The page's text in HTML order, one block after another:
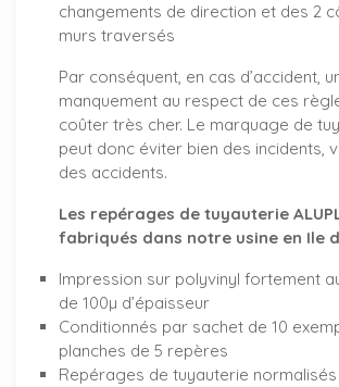
changements de direction et des 2
murs traversés
Par conséquent, en cas d’accident,
manquement au respect de ces
coûter très cher. Le marquage de
peut donc éviter bien des incidents,
des accidents.
Les repérages de tuyauterie
fabriqués dans notre usine en Ile
Impression sur polyvinyl fortement
de 100µ d’épaisseur
Conditionnés par sachet de 10
planches de 5 repères
Repérages de tuyauterie normalisés